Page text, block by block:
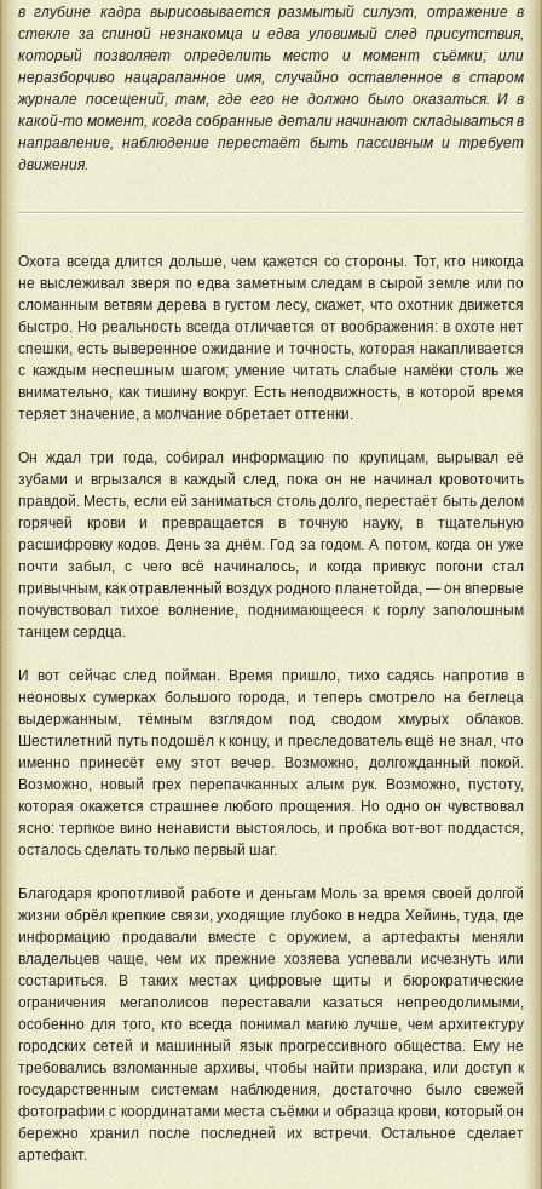
в глубине кадра вырисовывается размытый силуэт, отражение в
стекле за спиной незнакомца и едва уловимый след присутствия,
который позволяет определить место и момент съёмки; или
неразборчиво нацарапанное имя, случайно оставленное в старом
журнале посещений, там, где его не должно было оказаться. И в
какой-то момент, когда собранные детали начинают складываться в
направление, наблюдение перестаёт быть пассивным и требует
движения.
Охота всегда длится дольше, чем кажется со стороны. Тот, кто никогда
не выслеживал зверя по едва заметным следам в сырой земле или по
сломанным ветвям дерева в густом лесу, скажет, что охотник движется
быстро. Но реальность всегда отличается от воображения: в охоте нет
спешки, есть выверенное ожидание и точность, которая накапливается
с каждым неспешным шагом; умение читать слабые намёки столь же
внимательно, как тишину вокруг. Есть неподвижность, в которой время
теряет значение, а молчание обретает оттенки.
Он ждал три года, собирал информацию по крупицам, вырывал её
зубами и вгрызался в каждый след, пока он не начинал кровоточить
правдой. Месть, если ей заниматься столь долго, перестаёт быть делом
горячей крови и превращается в точную науку, в тщательную
расшифровку кодов. День за днём. Год за годом. А потом, когда он уже
почти забыл, с чего всё начиналось, и когда привкус погони стал
привычным, как отравленный воздух родного планетойда, — он впервые
почувствовал тихое волнение, поднимающееся к горлу заполошным
танцем сердца.
И вот сейчас след пойман. Время пришло, тихо садясь напротив в
неоновых сумерках большого города, и теперь смотрело на беглеца
выдержанным, тёмным взглядом под сводом хмурых облаков.
Шестилетний путь подошёл к концу, и преследователь ещё не знал, что
именно принесёт ему этот вечер. Возможно, долгожданный покой.
Возможно, новый грех перепачканных алым рук. Возможно, пустоту,
которая окажется страшнее любого прощения. Но одно он чувствовал
ясно: терпкое вино ненависти выстоялось, и пробка вот-вот поддастся,
осталось сделать только первый шаг.
Благодаря кропотливой работе и деньгам Моль за время своей долгой
жизни обрёл крепкие связи, уходящие глубоко в недра Хейинь, туда, где
информацию продавали вместе с оружием, а артефакты меняли
владельцев чаще, чем их прежние хозяева успевали исчезнуть или
состариться. В таких местах цифровые щиты и бюрократические
ограничения мегаполисов переставали казаться непреодолимыми,
особенно для того, кто всегда понимал магию лучше, чем архитектуру
городских сетей и машинный язык прогрессивного общества. Ему не
требовались взломанные архивы, чтобы найти призрака, или доступ к
государственным системам наблюдения, достаточно было свежей
фотографии с координатами места съёмки и образца крови, который он
бережно хранил после последней их встречи. Остальное сделает
артефакт.